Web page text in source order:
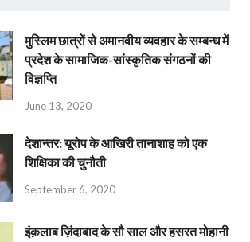
मुस्लिम छात्रों से अमानवीय व्यवहार के सम्बन्ध में
प्रदेश के सामाजिक-सांस्कृतिक संगठनों की
विज्ञप्ति
June 13, 2020
देशान्‍तर: यूरोप के आखिरी तानाशाह को एक
शिक्षिका की चुनौती
September 6, 2020
इंक़लाब ज़िंदाबाद के सौ साल और हसरत मोहानी